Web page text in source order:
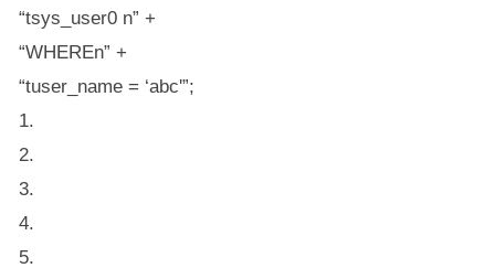
“tsys_user0 n” +
“WHEREn” +
“tuser_name = ‘abc'”;
1.
2.
3.
4.
5.